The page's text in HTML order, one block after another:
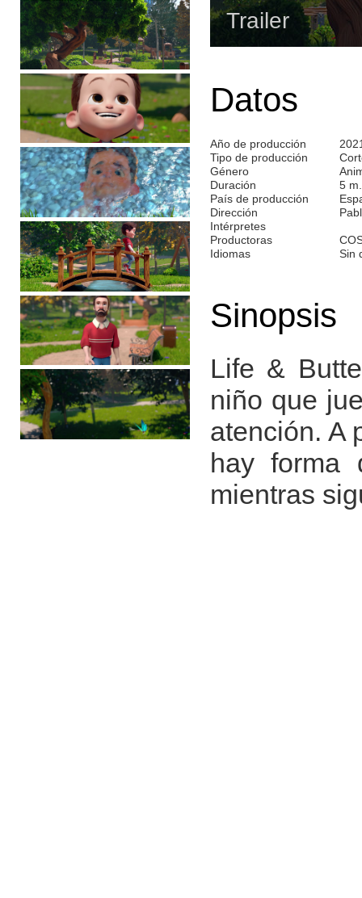
Trailer
Datos
Año de producción
Tipo de producción
Género
Duración
5 m.
País de producción
Dirección
Intérpretes
Productoras
Idiomas
Sin
Sinopsis
Life &
niño que
atención. A
hay forma
mientras